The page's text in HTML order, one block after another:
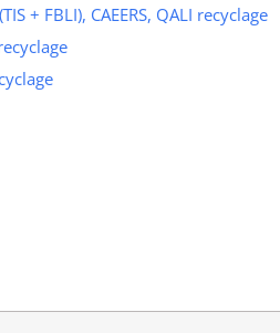
+ FBLI), CAEERS, QALI recyclage